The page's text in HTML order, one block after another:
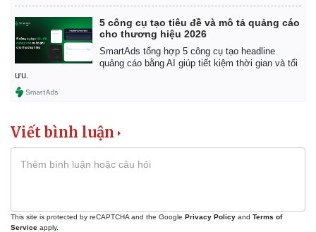
Dinh dưỡng - món ngon
Cây thuốc
Sản phụ khoa
Nhi khoa
Nam khoa
Làm đẹp - giảm cân
Nhà đẹp
Blog
Tình yêu - Gia đình
5 công cụ tạo tiêu đề và mô tả quảng cáo
cho thương hiệu 2026
SmartAds tổng hợp 5 công cụ tạo headline
quảng cáo bằng AI giúp tiết kiệm thời gian và tối
ưu.
Viết bình luận
This site is protected by reCAPTCHA and the Google Privacy Policy and Terms of
Service apply.